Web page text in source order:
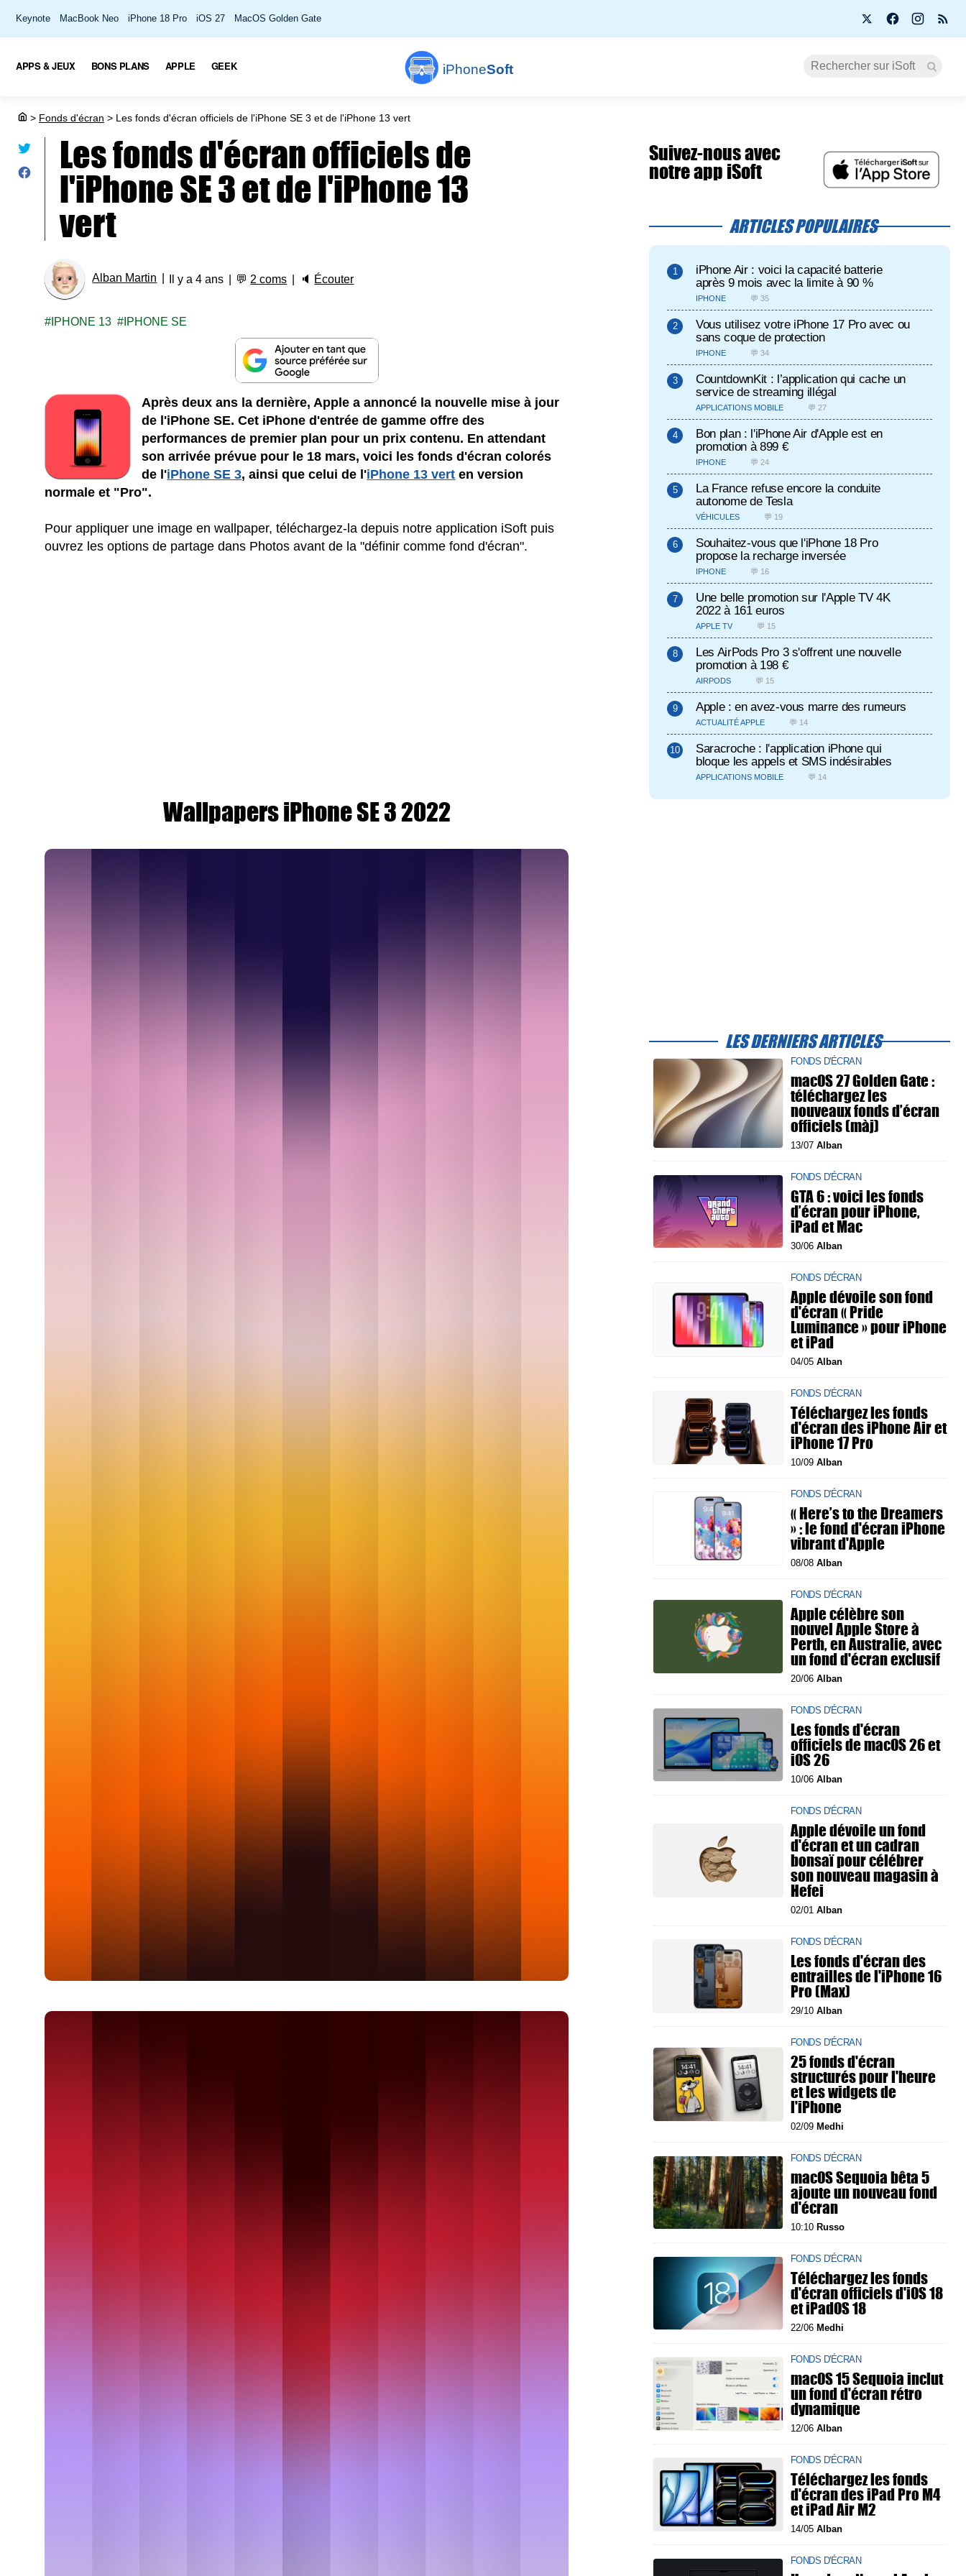
Keynote MacBook Neo iPhone 18 Pro iOS 27 MacOS Golden Gate
iPhoneSoft
APPS & JEUX BONS PLANS APPLE GEEK
> Fonds d'écran > Les fonds d'écran officiels de l'iPhone SE 3 et de l'iPhone 13 vert
Les fonds d'écran officiels de
l'iPhone SE 3 et de l'iPhone 13
vert
Alban Martin Il y a 4 ans 💬 2 coms 🔈 Écouter
IPHONE 13 IPHONE SE
Après deux ans la dernière, Apple a annoncé la nouvelle mise à jour
de l'iPhone SE. Cet iPhone d'entrée de gamme offre des
performances de premier plan pour un prix contenu. En attendant
son arrivée prévue pour le 18 mars, voici les fonds d'écran colorés
de l'iPhone SE 3, ainsi que celui de l'iPhone 13 vert en version
normale et "Pro".
Pour appliquer une image en wallpaper, téléchargez-la depuis notre application iSoft puis
ouvrez les options de partage dans Photos avant de la "définir comme fond d'écran".
Wallpapers iPhone SE 3 2022
Suivez-nous avec
notre app iSoft
ARTICLES POPULAIRES
iPhone Air : voici la capacité batterie
après 9 mois avec la limite à 90 %
IPHONE 💬 35
Vous utilisez votre iPhone 17 Pro avec ou
sans coque de protection
IPHONE 💬 34
CountdownKit : l’application qui cache un
service de streaming illégal
APPLICATIONS MOBILE 💬 27
Bon plan : l'iPhone Air d'Apple est en
promotion à 899 €
IPHONE 💬 24
La France refuse encore la conduite
autonome de Tesla
VÉHICULES 💬 19
Souhaitez-vous que l'iPhone 18 Pro
propose la recharge inversée
IPHONE 💬 16
Une belle promotion sur l'Apple TV 4K
2022 à 161 euros
APPLE TV 💬 15
Les AirPods Pro 3 s'offrent une nouvelle
promotion à 198 €
AIRPODS 💬 15
Apple : en avez-vous marre des rumeurs
ACTUALITÉ APPLE 💬 14
Saracroche : l'application iPhone qui
bloque les appels et SMS indésirables
APPLICATIONS MOBILE 💬 14
LES DERNIERS ARTICLES
FONDS D'ÉCRAN
macOS 27 Golden Gate :
téléchargez les
nouveaux fonds d’écran
officiels (màj)
13/07 Alban
FONDS D'ÉCRAN
GTA 6 : voici les fonds
d’écran pour iPhone,
iPad et Mac
30/06 Alban
FONDS D'ÉCRAN
Apple dévoile son fond
d'écran « Pride
Luminance » pour iPhone
et iPad
04/05 Alban
FONDS D'ÉCRAN
Téléchargez les fonds
d'écran des iPhone Air et
iPhone 17 Pro
10/09 Alban
FONDS D'ÉCRAN
« Here’s to the Dreamers
» : le fond d'écran iPhone
vibrant d'Apple
08/08 Alban
FONDS D'ÉCRAN
Apple célèbre son
nouvel Apple Store à
Perth, en Australie, avec
un fond d'écran exclusif
20/06 Alban
FONDS D'ÉCRAN
Les fonds d'écran
officiels de macOS 26 et
iOS 26
10/06 Alban
FONDS D'ÉCRAN
Apple dévoile un fond
d'écran et un cadran
bonsaï pour célébrer
son nouveau magasin à
Hefei
02/01 Alban
FONDS D'ÉCRAN
Les fonds d'écran des
entrailles de l'iPhone 16
Pro (Max)
29/10 Alban
FONDS D'ÉCRAN
25 fonds d'écran
structurés pour l'heure
et les widgets de
l'iPhone
02/09 Medhi
FONDS D'ÉCRAN
macOS Sequoia bêta 5
ajoute un nouveau fond
d'écran
10:10 Russo
FONDS D'ÉCRAN
Téléchargez les fonds
d'écran officiels d'iOS 18
et iPadOS 18
22/06 Medhi
FONDS D'ÉCRAN
macOS 15 Sequoia inclut
un fond d'écran rétro
dynamique
12/06 Alban
FONDS D'ÉCRAN
Téléchargez les fonds
d'écran des iPad Pro M4
et iPad Air M2
14/05 Alban
FONDS D'ÉCRAN